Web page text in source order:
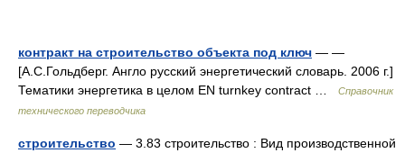
контракт на строительство объекта под ключ — —
[А.С.Гольдберг. Англо русский энергетический словарь. 2006 г.]
Тематики энергетика в целом EN turnkey contract …
Справочник
технического переводчика
строительство — 3.83 строительство : Вид производственной